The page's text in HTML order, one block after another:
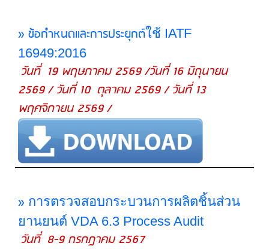
» ข้อกำหนดและการประยุกต์ใช้ IATF
16949:2016
วันที่ 19 พฤษภาคม 2569 /วันที่ 16 มิถุนายน
2569 / วันที่ 10 ตุลาคม 2569 / วันที่ 13
พฤศจิกายน 2569 /
» การตรวจสอบกระบวนการผลิตชิ้นส่วน
ยานยนต์ VDA 6.3 Process Audit
วันที่ 8-9 กรกฎาคม 2567